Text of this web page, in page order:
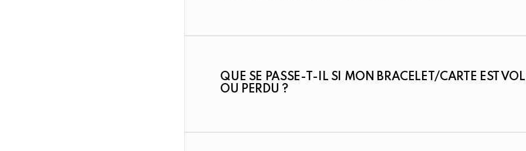
QUE SE PASSE-T-IL SI MON BRACELET/CARTE EST
OU PERDU ?